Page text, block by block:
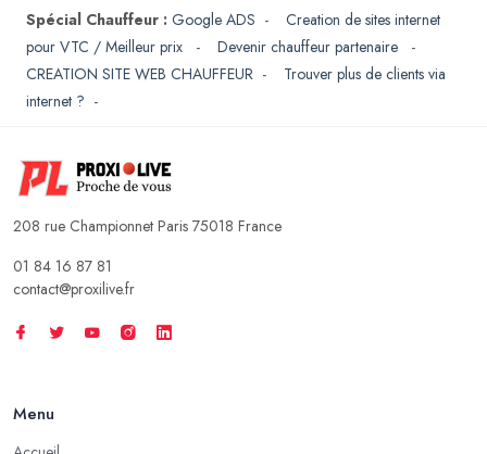
Spécial Chauffeur : Google ADS - Creation de sites internet
pour VTC / Meilleur prix
- Devenir chauffeur partenaire
-
CREATION SITE WEB CHAUFFEUR - Trouver plus de clients via
internet ? -
208 rue Championnet Paris 75018 France
01 84 16 87 81
contact@proxilive.fr
Menu